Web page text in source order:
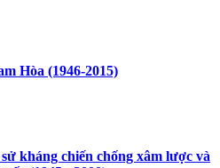
Hòa (1946-2015)
kháng chiến chống xâm lược và